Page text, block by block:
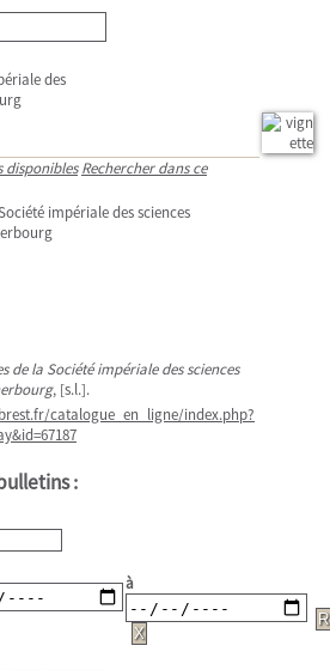
des
disponibles Rechercher dans ce
impériale des sciences
de la Société impériale des sciences
, [s.l.].
catalogue_en_ligne/index.php?
:
à